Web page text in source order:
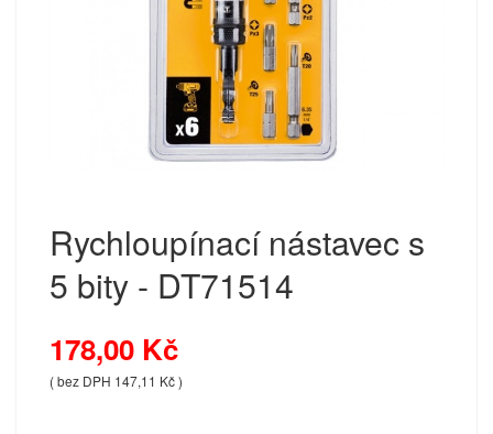
Rychloupínací nástavec s
5 bity - DT71514
178,00 Kč
( bez DPH 147,11 Kč )